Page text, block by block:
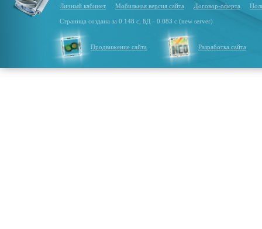
Личный кабинет Мобильная версия сайта Договор-оферта
Страница создана за 0.148 с, БД - 0.083 с (new server)
Продвижение сайта Разработка сайта